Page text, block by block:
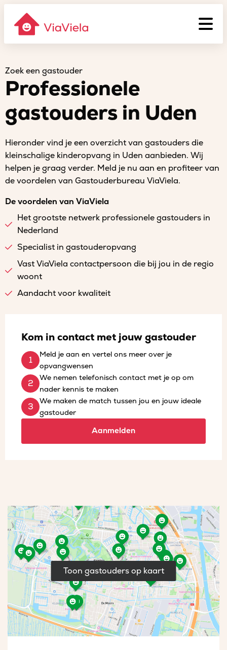
Zoek een gastouder
Professionele
gastouders in Uden
Hieronder vind je een overzicht van gastouders die
kleinschalige kinderopvang in Uden aanbieden. Wij
helpen je graag verder. Meld je nu aan en profiteer van
de voordelen van Gastouderbureau ViaViela.
De voordelen van ViaViela
Het grootste netwerk professionele gastouders in
Nederland
Specialist in gastouderopvang
Vast ViaViela contactpersoon die bij jou in de regio
woont
Aandacht voor kwaliteit
Kom in contact met jouw gastouder
Meld je aan en vertel ons meer over je
opvangwensen
We nemen telefonisch contact met je op om
nader kennis te maken
We maken de match tussen jou en jouw ideale
gastouder
Aanmelden
Toon gastouders op kaart